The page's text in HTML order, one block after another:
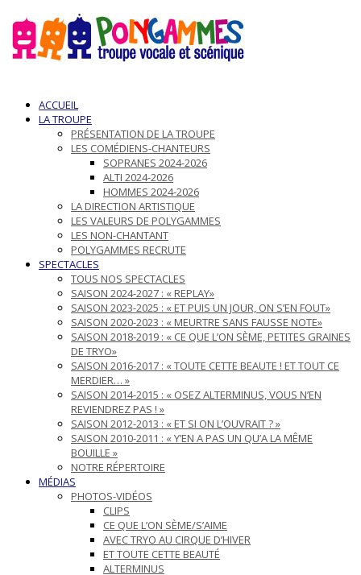
ACCUEIL
LA TROUPE
PRÉSENTATION DE LA TROUPE
LES COMÉDIENS-CHANTEURS
SOPRANES 2024-2026
ALTI 2024-2026
HOMMES 2024-2026
LA DIRECTION ARTISTIQUE
LES VALEURS DE POLYGAMMES
LES NON-CHANTANT
POLYGAMMES RECRUTE
SPECTACLES
TOUS NOS SPECTACLES
SAISON 2024-2027 : « REPLAY»
SAISON 2023-2025 : « ET PUIS UN JOUR, ON S’EN FOUT»
SAISON 2020-2023 : « MEURTRE SANS FAUSSE NOTE»
SAISON 2018-2019 : « CE QUE L’ON SÈME, PETITES GRAINES
DE TRYO»
SAISON 2016-2017 : « TOUTE CETTE BEAUTE ! ET TOUT CE
MERDIER… »
SAISON 2014-2015 : « OSEZ ALTERMINUS, VOUS N’EN
REVIENDREZ PAS ! »
SAISON 2012-2013 : « ET SI ON L’OUVRAIT ? »
SAISON 2010-2011 : « Y’EN A PAS UN QU’A LA MÊME
BOUILLE »
NOTRE RÉPERTOIRE
MÉDIAS
PHOTOS-VIDÉOS
CLIPS
CE QUE L’ON SÈME/S’AIME
AVEC TRYO AU CIRQUE D’HIVER
ET TOUTE CETTE BEAUTÉ
ALTERMINUS